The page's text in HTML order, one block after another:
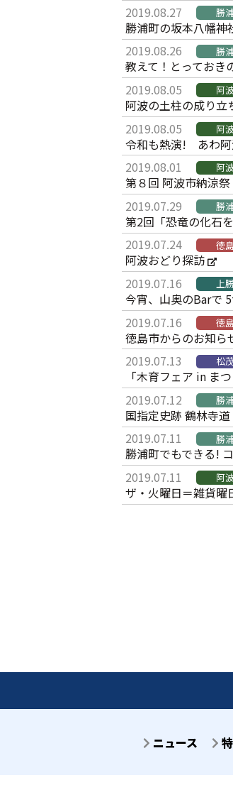
2019.08.27
勝
勝浦町の坂本八幡神
2019.08.26
勝
教えて！とっておき
2019.08.05
阿
阿波の土柱の成り
2019.08.05
阿
令和も熱演! あわ阿
2019.08.01
阿
第８回 阿波市納涼祭
2019.07.29
勝
第2回「恐竜の化石
2019.07.24
徳
阿波おどり探訪
2019.07.16
上
今宵、山奥のBar
2019.07.16
徳
徳島市からのお知ら
2019.07.13
松
「木育フェア in ま
2019.07.12
勝
国指定史跡 鶴林寺
2019.07.11
勝
勝浦町でもできる!
2019.07.11
阿
ザ・火曜日＝雑貨曜
ニュース